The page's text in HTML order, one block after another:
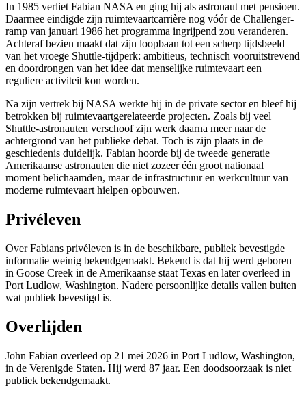
In 1985 verliet Fabian NASA en ging hij als astronaut met pensioen.
Daarmee eindigde zijn ruimtevaartcarrière nog vóór de Challenger-
ramp van januari 1986 het programma ingrijpend zou veranderen.
Achteraf bezien maakt dat zijn loopbaan tot een scherp tijdsbeeld
van het vroege Shuttle-tijdperk: ambitieus, technisch vooruitstrevend
en doordrongen van het idee dat menselijke ruimtevaart een
reguliere activiteit kon worden.
Na zijn vertrek bij NASA werkte hij in de private sector en bleef hij
betrokken bij ruimtevaartgerelateerde projecten. Zoals bij veel
Shuttle-astronauten verschoof zijn werk daarna meer naar de
achtergrond van het publieke debat. Toch is zijn plaats in de
geschiedenis duidelijk. Fabian hoorde bij de tweede generatie
Amerikaanse astronauten die niet zozeer één groot nationaal
moment belichaamden, maar de infrastructuur en werkcultuur van
moderne ruimtevaart hielpen opbouwen.
Privéleven
Over Fabians privéleven is in de beschikbare, publiek bevestigde
informatie weinig bekendgemaakt. Bekend is dat hij werd geboren
in Goose Creek in de Amerikaanse staat Texas en later overleed in
Port Ludlow, Washington. Nadere persoonlijke details vallen buiten
wat publiek bevestigd is.
Overlijden
John Fabian overleed op 21 mei 2026 in Port Ludlow, Washington,
in de Verenigde Staten. Hij werd 87 jaar. Een doodsoorzaak is niet
publiek bekendgemaakt.